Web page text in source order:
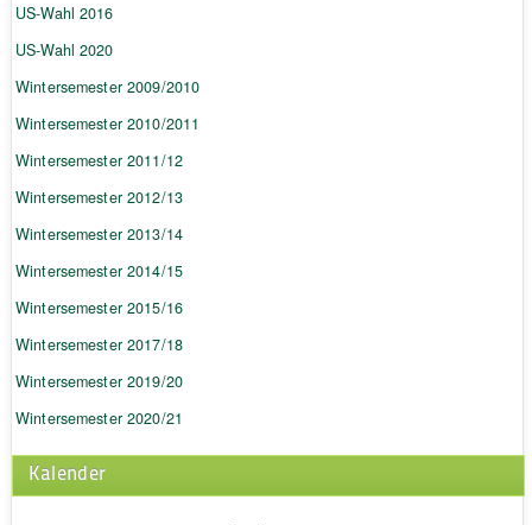
US-Wahl 2016
US-Wahl 2020
Wintersemester 2009/2010
Wintersemester 2010/2011
Wintersemester 2011/12
Wintersemester 2012/13
Wintersemester 2013/14
Wintersemester 2014/15
Wintersemester 2015/16
Wintersemester 2017/18
Wintersemester 2019/20
Wintersemester 2020/21
Kalender